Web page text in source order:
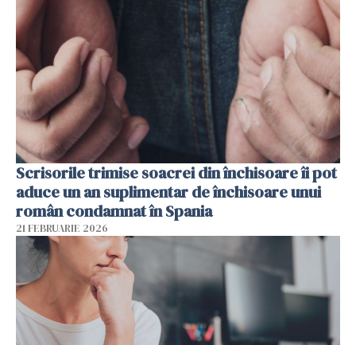
Scrisorile trimise soacrei din închisoare îi pot
aduce un an suplimentar de închisoare unui
român condamnat în Spania
21 FEBRUARIE 2026